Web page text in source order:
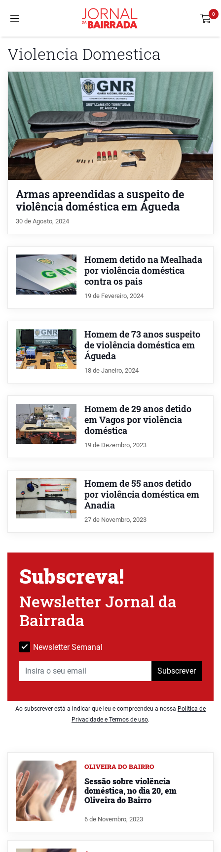
Violencia Domestica
Armas apreendidas a suspeito de
violência doméstica em Águeda
30 de Agosto, 2024
Homem detido na Mealhada
por violência doméstica
contra os pais
19 de Fevereiro, 2024
Homem de 73 anos suspeito
de violência doméstica em
Águeda
18 de Janeiro, 2024
Homem de 29 anos detido
em Vagos por violência
doméstica
19 de Dezembro, 2023
Homem de 55 anos detido
por violência doméstica em
Anadia
27 de Novembro, 2023
Subscreva!
Newsletter Jornal da
Bairrada
Newsletter Semanal
Subscrever
Ao subscrever está a indicar que leu e compreendeu a nossa Política de
Privacidade e Termos de uso.
OLIVEIRA DO BAIRRO
Sessão sobre violência
doméstica, no dia 20, em
Oliveira do Bairro
6 de Novembro, 2023